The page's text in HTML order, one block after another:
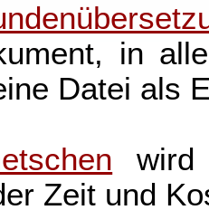
in
Datei als
wird
Zeit und